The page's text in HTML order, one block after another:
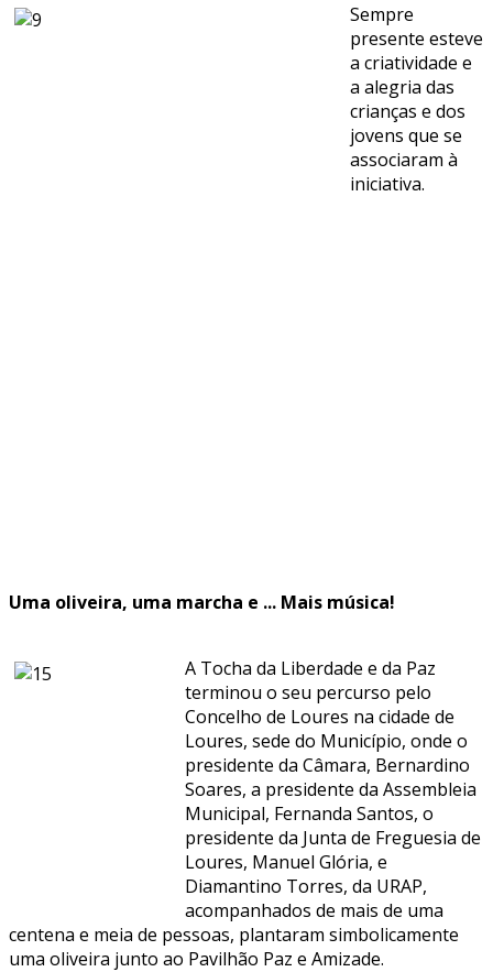
Sempre
presente esteve
a criatividade e
a alegria das
crianças e dos
jovens que se
associaram à
iniciativa.
Uma oliveira, uma marcha e ... Mais música!
A Tocha da Liberdade e da Paz
terminou o seu percurso pelo
Concelho de Loures na cidade de
Loures, sede do Município, onde o
presidente da Câmara, Bernardino
Soares, a presidente da Assembleia
Municipal, Fernanda Santos, o
presidente da Junta de Freguesia de
Loures, Manuel Glória, e
Diamantino Torres, da URAP,
acompanhados de mais de uma
centena e meia de pessoas, plantaram simbolicamente
uma oliveira junto ao Pavilhão Paz e Amizade.